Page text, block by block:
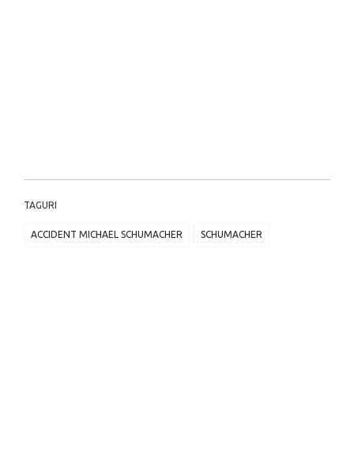
TAGURI
ACCIDENT MICHAEL SCHUMACHER SCHUMACHER